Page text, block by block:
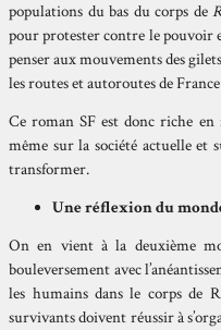
populations du bas du corps de
pour protester contre le pouvoir
penser aux mouvements des
les routes et autoroutes de
Ce roman SF est donc riche
même sur la société actuelle et
transformer.
Une réflexion du
On en vient à la deuxième
bouleversement avec
les humains dans le corps de
survivants doivent réussir à